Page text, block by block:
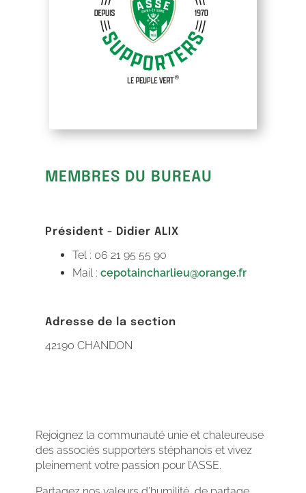
MEMBRES DU BUREAU
Président - Didier ALIX
Tel : 06 21 95 55 90
Mail :cepotaincharlieu@orange.fr
Adresse de la section
42190 CHANDON
Rejoignez la communauté unie et chaleureuse
des associés supporters stéphanois et vivez
pleinement votre passion pour l’ASSE.